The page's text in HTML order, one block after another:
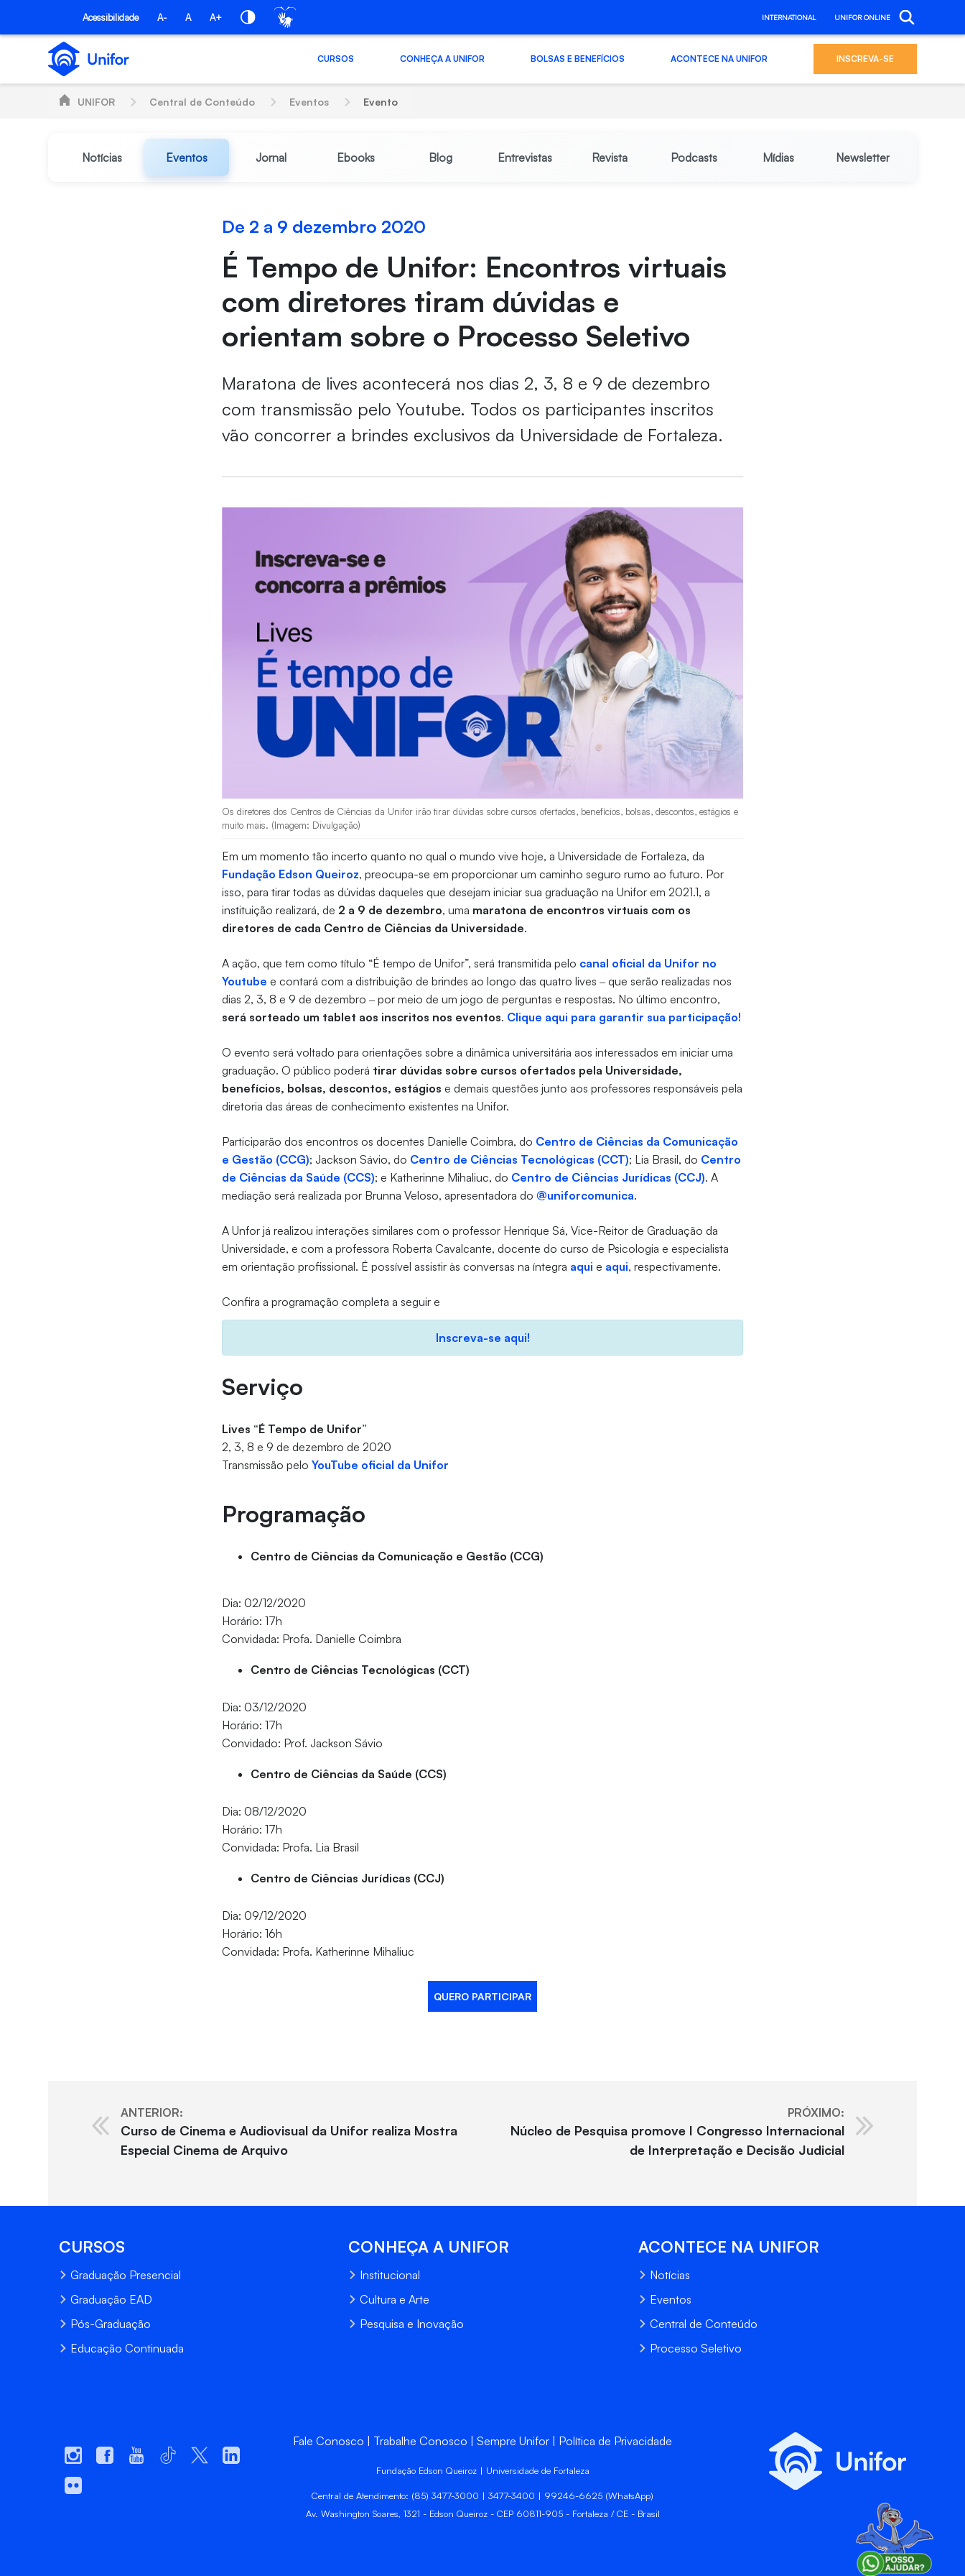
Pular para o Conteúdo principal
Acessibilidade A- A A+ INTERNATIONAL UNIFOR ONLINE
CURSOS CONHEÇA A UNIFOR BOLSAS E BENEFÍCIOS ACONTECE NA UNIFOR INSCREVA-SE
UNIFOR Central de Conteúdo Eventos Evento
Notícias Eventos Jornal Ebooks Blog Entrevistas Revista Podcasts Mídias Newsletter
De 2 a 9 dezembro 2020
É Tempo de Unifor: Encontros virtuais
com diretores tiram dúvidas e
orientam sobre o Processo Seletivo
Maratona de lives acontecerá nos dias 2, 3, 8 e 9 de dezembro
com transmissão pelo Youtube. Todos os participantes inscritos
vão concorrer a brindes exclusivos da Universidade de Fortaleza.
Os diretores dos Centros de Ciências da Unifor irão tirar dúvidas sobre cursos ofertados, benefícios, bolsas, descontos, estágios e
muito mais. (Imagem: Divulgação)
Em um momento tão incerto quanto no qual o mundo vive hoje, a Universidade de Fortaleza, da
Fundação Edson Queiroz, preocupa-se em proporcionar um caminho seguro rumo ao futuro. Por
isso, para tirar todas as dúvidas daqueles que desejam iniciar sua graduação na Unifor em 2021.1, a
instituição realizará, de 2 a 9 de dezembro, uma maratona de encontros virtuais com os
diretores de cada Centro de Ciências da Universidade.
A ação, que tem como título “É tempo de Unifor”, será transmitida pelo canal oficial da Unifor no
Youtube e contará com a distribuição de brindes ao longo das quatro lives ‒ que serão realizadas nos
dias 2, 3, 8 e 9 de dezembro ‒ por meio de um jogo de perguntas e respostas. No último encontro,
será sorteado um tablet aos inscritos nos eventos. Clique aqui para garantir sua participação!
O evento será voltado para orientações sobre a dinâmica universitária aos interessados em iniciar uma
graduação. O público poderá tirar dúvidas sobre cursos ofertados pela Universidade,
benefícios, bolsas, descontos, estágios e demais questões junto aos professores responsáveis pela
diretoria das áreas de conhecimento existentes na Unifor.
Participarão dos encontros os docentes Danielle Coimbra, do Centro de Ciências da Comunicação
e Gestão (CCG); Jackson Sávio, do Centro de Ciências Tecnológicas (CCT); Lia Brasil, do Centro
de Ciências da Saúde (CCS); e Katherinne Mihaliuc, do Centro de Ciências Jurídicas (CCJ). A
mediação será realizada por Brunna Veloso, apresentadora do@uniforcomunica.
A Unfor já realizou interações similares com o professor Henrique Sá, Vice-Reitor de Graduação da
Universidade, e com a professora Roberta Cavalcante, docente do curso de Psicologia e especialista
em orientação profissional. É possível assistir às conversas na íntegra aqui e aqui, respectivamente.
Confira a programação completa a seguir e
Inscreva-se aqui!
Serviço
Lives “É Tempo de Unifor”
2, 3, 8 e 9 de dezembro de 2020
Transmissão peloYouTube oficial da Unifor
Programação
Centro de Ciências da Comunicação e Gestão (CCG)
Dia: 02/12/2020
Horário: 17h
Convidada: Profa. Danielle Coimbra
Centro de Ciências Tecnológicas (CCT)
Dia: 03/12/2020
Horário: 17h
Convidado: Prof. Jackson Sávio
Centro de Ciências da Saúde (CCS)
Dia: 08/12/2020
Horário: 17h
Convidada: Profa. Lia Brasil
Centro de Ciências Jurídicas (CCJ)
Dia: 09/12/2020
Horário: 16h
Convidada: Profa. Katherinne Mihaliuc
QUERO PARTICIPAR
ANTERIOR:
Curso de Cinema e Audiovisual da Unifor realiza Mostra
Especial Cinema de Arquivo
PRÓXIMO:
Núcleo de Pesquisa promove I Congresso Internacional
de Interpretação e Decisão Judicial
CURSOS
Graduação Presencial
Graduação EAD
Pós-Graduação
Educação Continuada
CONHEÇA A UNIFOR
Institucional
Cultura e Arte
Pesquisa e Inovação
ACONTECE NA UNIFOR
Notícias
Eventos
Central de Conteúdo
Processo Seletivo
Fale Conosco Trabalhe Conosco Sempre Unifor Política de Privacidade
Fundação Edson Queiroz | Universidade de Fortaleza
Central de Atendimento: (85) 3477-3000 | 3477-3400 | 99246-6625 (WhatsApp)
Av. Washington Soares, 1321 - Edson Queiroz - CEP 60811-905 - Fortaleza / CE - Brasil